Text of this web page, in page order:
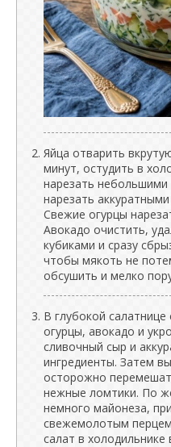
Яйца отварить
минут, остудить в
нарезать
нарезать
Свежие огурцы
Авокадо очистить,
кубиками и сразу
чтобы мякоть не
обсушить и мелко
В глубокой
огурцы, авокадо и
сливочный сыр и
ингредиенты. Затем
осторожно
нежные ломтики. По
немного майонеза,
свежемолотым
салат в холодильнике